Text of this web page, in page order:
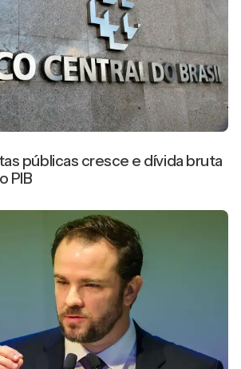
públicas cresce e dívida bruta
PIB